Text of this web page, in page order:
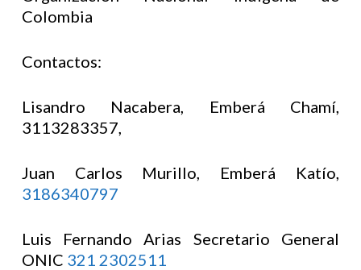
Colombia
Contactos:
Lisandro Nacabera, Emberá Chamí,
3113283357,
Juan Carlos Murillo, Emberá Katío,
3186340797
Luis Fernando Arias Secretario General
ONIC 321 2302511